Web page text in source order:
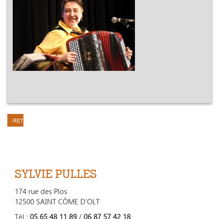
RETOUR
SYLVIE PULLES
174 rue des Plos
12500 SAINT CÔME D'OLT
Tél : 05 65 48 11 89 / 06 87 57 42 18